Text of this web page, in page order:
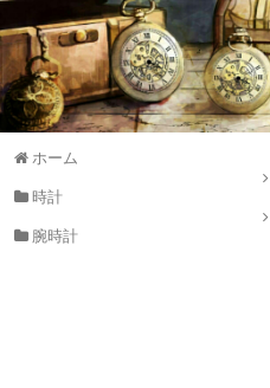
ホーム
時計
腕時計